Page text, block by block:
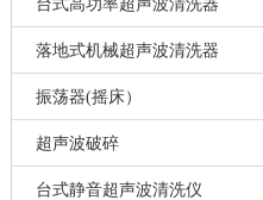
落地式机械超声波清洗器
振荡器(摇床）
超声波破碎
台式静音超声波清洗仪